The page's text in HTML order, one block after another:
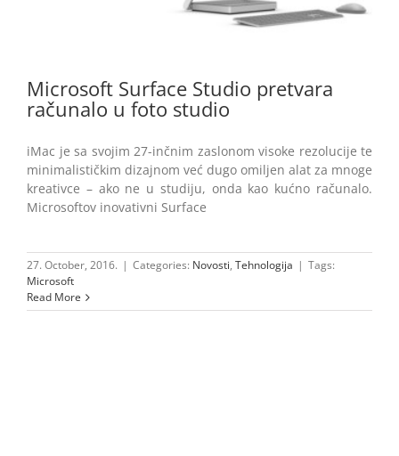
Microsoft Surface Studio pretvara
računalo u foto studio
iMac je sa svojim 27-inčnim zaslonom visoke rezolucije te
minimalističkim dizajnom već dugo omiljen alat za mnoge
kreativce – ako ne u studiju, onda kao kućno računalo.
Microsoftov inovativni Surface
27. October, 2016. | Categories: Novosti, Tehnologija | Tags:
Microsoft
Read More